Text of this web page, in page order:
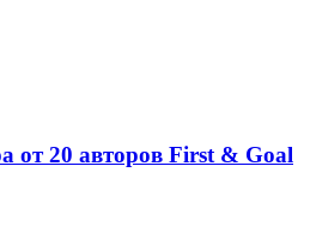
от 20 авторов First & Goal